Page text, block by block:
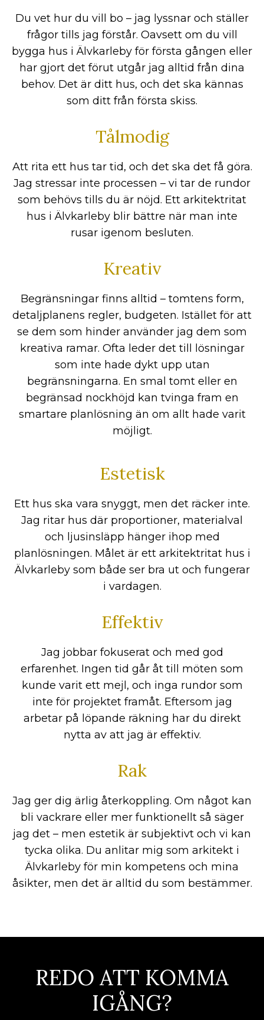
Du vet hur du vill bo – jag lyssnar och ställer
frågor tills jag förstår. Oavsett om du vill
bygga hus i Älvkarleby för första gången eller
har gjort det förut utgår jag alltid från dina
behov. Det är ditt hus, och det ska kännas
som ditt från första skiss.
Tålmodig
Att rita ett hus tar tid, och det ska det få göra.
Jag stressar inte processen – vi tar de rundor
som behövs tills du är nöjd. Ett arkitektritat
hus i Älvkarleby blir bättre när man inte
rusar igenom besluten.
Kreativ
Begränsningar finns alltid – tomtens form,
detaljplanens regler, budgeten. Istället för att
se dem som hinder använder jag dem som
kreativa ramar. Ofta leder det till lösningar
som inte hade dykt upp utan
begränsningarna. En smal tomt eller en
begränsad nockhöjd kan tvinga fram en
smartare planlösning än om allt hade varit
möjligt.
Estetisk
Ett hus ska vara snyggt, men det räcker inte.
Jag ritar hus där proportioner, materialval
och ljusinsläpp hänger ihop med
planlösningen. Målet är ett arkitektritat hus i
Älvkarleby som både ser bra ut och fungerar
i vardagen.
Effektiv
Jag jobbar fokuserat och med god
erfarenhet. Ingen tid går åt till möten som
kunde varit ett mejl, och inga rundor som
inte för projektet framåt. Eftersom jag
arbetar på löpande räkning har du direkt
nytta av att jag är effektiv.
Rak
Jag ger dig ärlig återkoppling. Om något kan
bli vackrare eller mer funktionellt så säger
jag det – men estetik är subjektivt och vi kan
tycka olika. Du anlitar mig som arkitekt i
Älvkarleby för min kompetens och mina
åsikter, men det är alltid du som bestämmer.
REDO ATT KOMMA
IGÅNG?